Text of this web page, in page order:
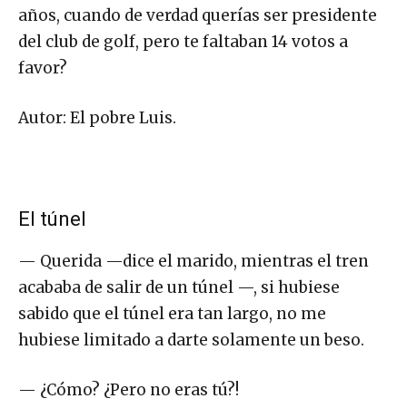
años, cuando de verdad querías ser presidente
del club de golf, pero te faltaban 14 votos a
favor?
Autor: El pobre Luis.
El túnel
— Querida —dice el marido, mientras el tren
acababa de salir de un túnel —, si hubiese
sabido que el túnel era tan largo, no me
hubiese limitado a darte solamente un beso.
— ¿Cómo? ¿Pero no eras tú?!